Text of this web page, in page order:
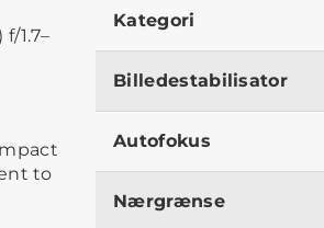
1.7–
to
Kategori
Billedestabilisator
Autofokus
Nærgrænse